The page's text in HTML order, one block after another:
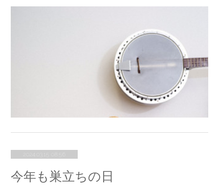
2024.03.15 08:56
今年も巣立ちの日